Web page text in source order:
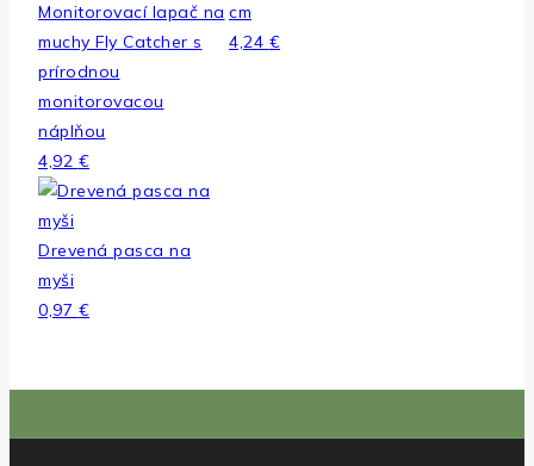
Monitorovací lapač na
muchy Fly Catcher s
prírodnou
monitorovacou
náplňou
4,92 €
cm
4,24 €
Drevená pasca na
myši
0,97 €